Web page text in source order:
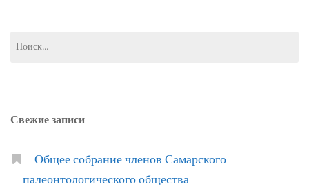
Свежие записи
Общее собрание членов Самарского
палеонтологического общества